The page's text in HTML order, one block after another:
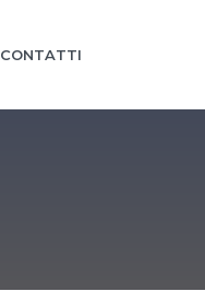
CONTATTI